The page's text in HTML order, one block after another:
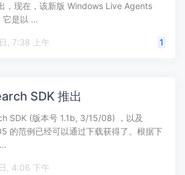
，现在，该新版 Windows Live Agents
它是以 …
2008 年 5 月 29 日, 7:38 上午 1
SDK 推出
SDK (版本号 1.1b, 3/15/08) ，以及
的范例已经可以通过下载获得了。根据下
2008 年 3 月 18 日, 4:06 下午